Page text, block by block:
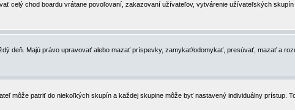
celý chod boardu vrátane povoľovaní, zakazovaní užívateľov, vytvárenie užívateľských
deň. Majú právo upravovať alebo mazať príspevky, zamykať/odomykať, presúvať, mazať a
môže patriť do niekoľkých skupín a každej skupine môže byť nastavený individuálny prístup.